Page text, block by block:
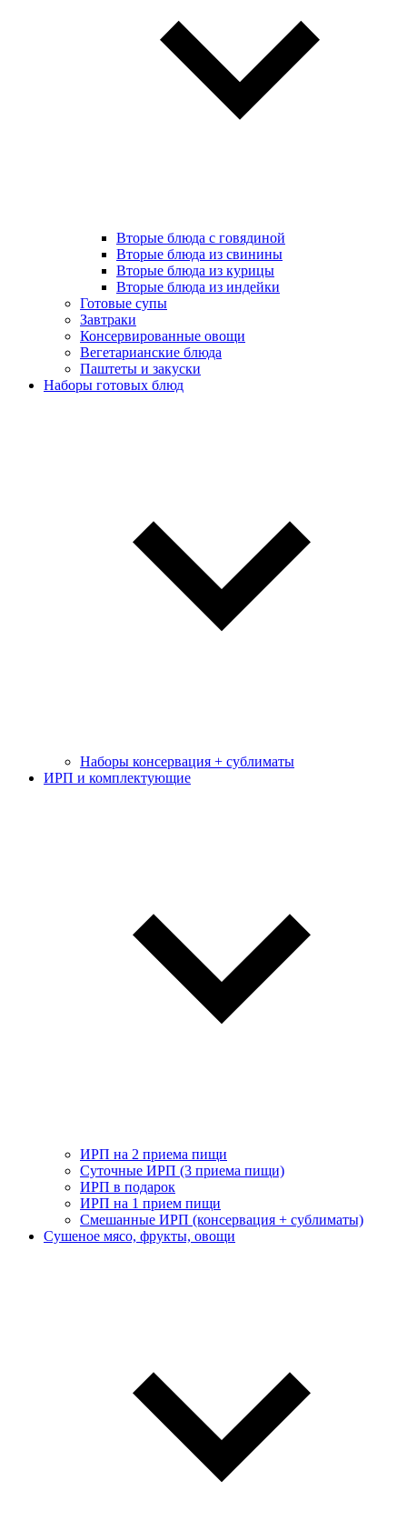
Вторые блюда с говядиной
Вторые блюда из свинины
Вторые блюда из курицы
Вторые блюда из индейки
Готовые супы
Завтраки
Консервированные овощи
Вегетарианские блюда
Паштеты и закуски
Наборы готовых блюд
Наборы консервация + сублиматы
ИРП и комплектующие
ИРП на 2 приема пищи
Суточные ИРП (3 приема пищи)
ИРП в подарок
ИРП на 1 прием пищи
Смешанные ИРП (консервация + сублиматы)
Сушеное мясо, фрукты, овощи